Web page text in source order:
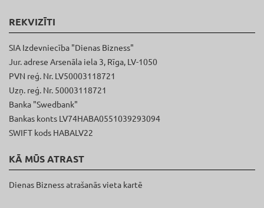
REKVIZĪTI
SIA Izdevniecība "Dienas Bizness"
Jur. adrese Arsenāla iela 3, Rīga, LV-1050
PVN reģ. Nr. LV50003118721
Uzņ. reģ. Nr. 50003118721
Banka "Swedbank"
Bankas konts LV74HABA0551039293094
SWIFT kods HABALV22
KĀ MŪS ATRAST
Dienas Bizness atrašanās vieta kartē